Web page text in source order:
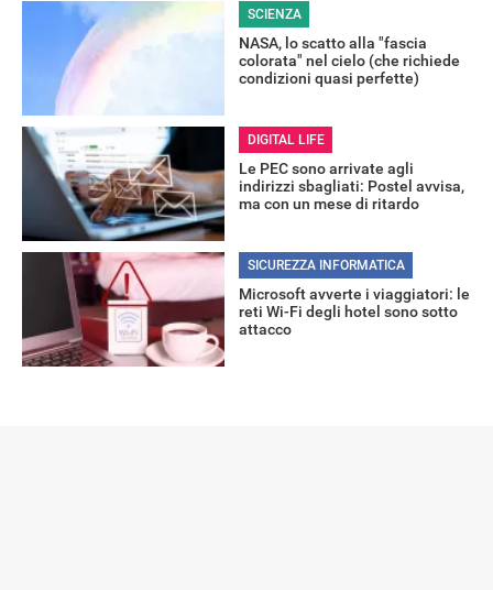
RECENSIONI
SCIENZA
NASA, lo scatto alla "fascia
colorata" nel cielo (che richiede
condizioni quasi perfette)
DIGITAL LIFE
Le PEC sono arrivate agli
indirizzi sbagliati: Postel avvisa,
ma con un mese di ritardo
SICUREZZA INFORMATICA
Microsoft avverte i viaggiatori: le
reti Wi-Fi degli hotel sono sotto
attacco